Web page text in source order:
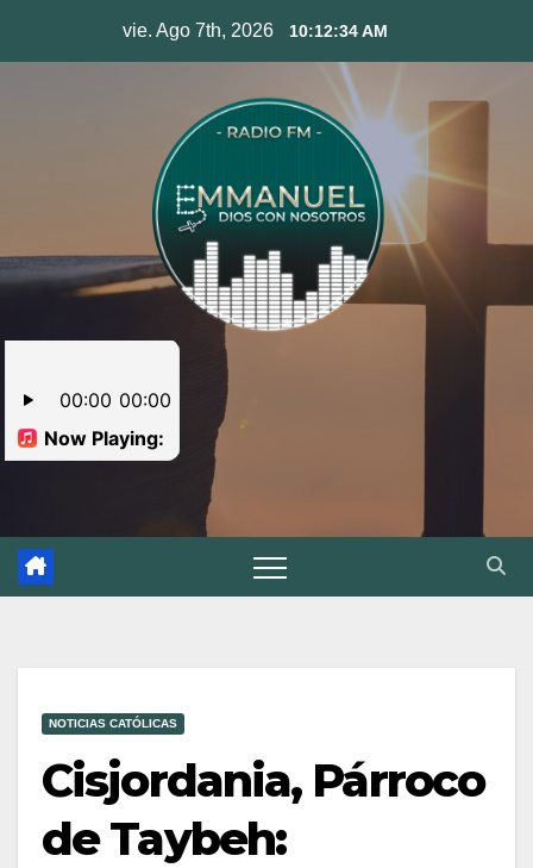
vie. Ago 7th, 2026 10:12:34 AM
NOTICIAS CATÓLICAS
Cisjordania, Párroco
de Taybeh: